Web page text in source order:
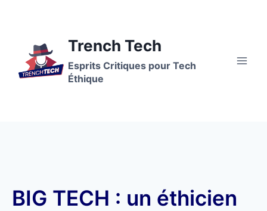
Trench Tech
Esprits Critiques pour Tech
Éthique
BIG TECH : un éthicien